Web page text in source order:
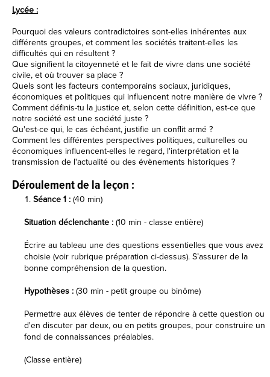
Lycée :
Pourquoi des valeurs contradictoires sont-elles inhérentes aux
différents groupes, et comment les sociétés traitent-elles les
difficultés qui en résultent ?
Que signifient la citoyenneté et le fait de vivre dans une société
civile, et où trouver sa place ?
Quels sont les facteurs contemporains sociaux, juridiques,
économiques et politiques qui influencent notre manière de vivre ?
Comment définis-tu la justice et, selon cette définition, est-ce que
notre société est une société juste ?
Qu'est-ce qui, le cas échéant, justifie un conflit armé ?
Comment les différentes perspectives politiques, culturelles ou
économiques influencent-elles le regard, l'interprétation et la
transmission de l'actualité ou des évènements historiques ?
Déroulement de la leçon :
Séance 1 : (40 min)
Situation déclenchante : (10 min - classe entière)
Écrire au tableau une des questions essentielles que vous avez
choisie (voir rubrique préparation ci-dessus). S’assurer de la
bonne compréhension de la question.
Hypothèses : (30 min - petit groupe ou binôme)
Permettre aux élèves de tenter de répondre à cette question ou
d'en discuter par deux, ou en petits groupes, pour construire un
fond de connaissances préalables.
(Classe entière)